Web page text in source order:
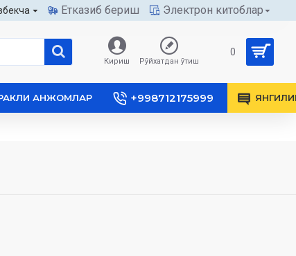
Етказиб бериш Электрон китоблар
Кириш Рўйхатдан ўтиш
0
АНЖОМЛАР +998712175999